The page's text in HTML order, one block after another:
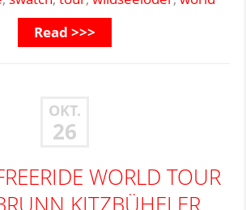
Read >>>
OKT.
26
WORLD TOUR